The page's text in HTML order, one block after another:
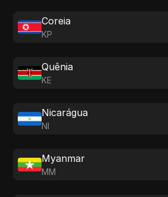
Coreia
KP
Quênia
KE
Nicarágua
NI
Myanmar
MM